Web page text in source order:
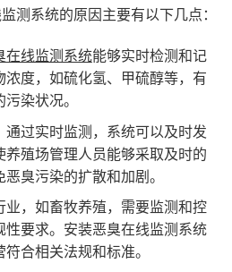
测系统的原因主要有以下几点：
在线监测系统能够实时检测和记
度，如硫化氢、甲硫醇等，有
染状况。
过实时监测，系统可以及时发
殖场管理人员能够采取及时的
臭污染的扩散和加剧。
，如畜牧养殖，需要监测和控
要求。安装恶臭在线监测系统
合相关法规和标准。